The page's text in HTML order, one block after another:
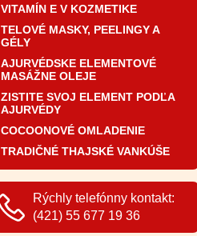
VITAMÍN E V KOZMETIKE
TELOVÉ MASKY, PEELINGY A
GÉLY
AJURVÉDSKE ELEMENTOVÉ
MASÁŽNE OLEJE
ZISTITE SVOJ ELEMENT PODĽA
AJURVÉDY
COCOONOVÉ OMLADENIE
TRADIČNÉ THAJSKÉ VANKÚŠE
Rýchly telefónny kontakt:
(421) 55 677 19 36